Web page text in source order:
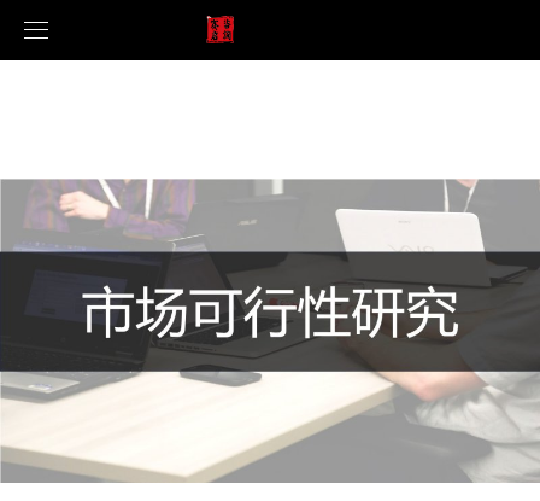
企业文化
产品优势
服务项目
门店装修质量验收
门店6S管理咨询
终端价格管控
新闻中心
公司新闻
合作案例
调研系统
招贤纳士